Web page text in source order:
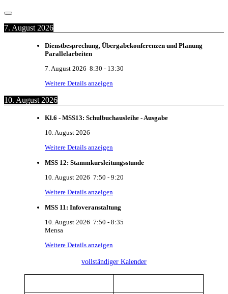
7. August 2026
Dienstbesprechung, Übergabekonferenzen und Planung
Parallelarbeiten
7. August 2026 8:30 - 13:30
Weitere Details anzeigen
10. August 2026
Kl.6 - MSS13: Schulbuchausleihe - Ausgabe
10. August 2026
Weitere Details anzeigen
MSS 12: Stammkursleitungsstunde
10. August 2026 7:50 - 9:20
Weitere Details anzeigen
MSS 11: Infoveranstaltung
10. August 2026 7:50 - 8:35
Mensa
Weitere Details anzeigen
vollständiger Kalender